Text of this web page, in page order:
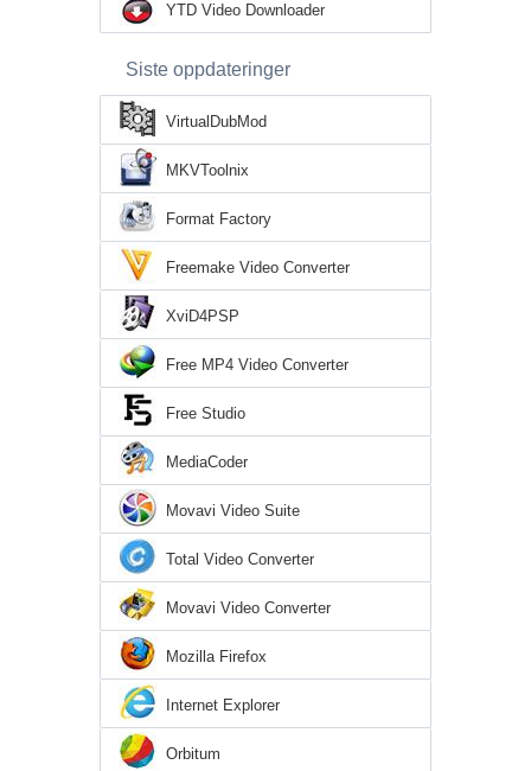
YTD Video Downloader
Siste oppdateringer
VirtualDubMod
MKVToolnix
Format Factory
Freemake Video Converter
XviD4PSP
Free MP4 Video Converter
Free Studio
MediaCoder
Movavi Video Suite
Total Video Converter
Movavi Video Converter
Mozilla Firefox
Internet Explorer
Orbitum